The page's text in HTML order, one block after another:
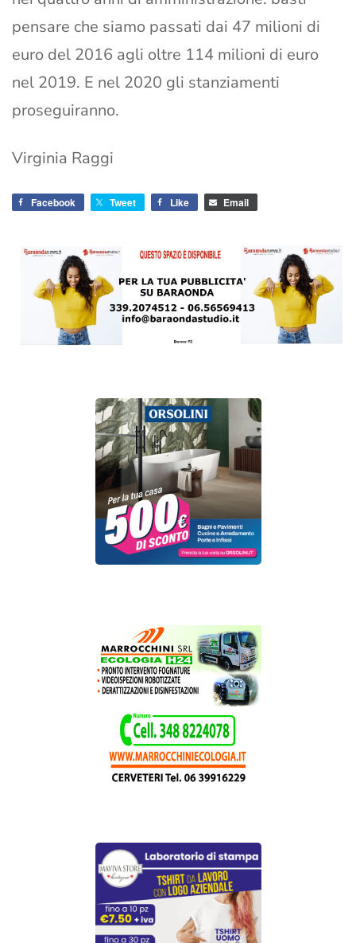
pensare che siamo passati dai 47 milioni di
euro del 2016 agli oltre 114 milioni di euro
nel 2019. E nel 2020 gli stanziamenti
proseguiranno.
Virginia Raggi
Facebook Tweet Like Email